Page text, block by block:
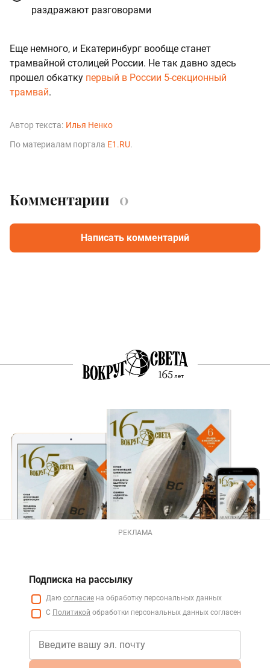
раздражают разговорами
Еще немного, и Екатеринбург вообще станет
трамвайной столицей России. Не так давно здесь
прошел обкатку первый в России 5-секционный
трамвай.
Автор текста: Илья Ненко
По материалам портала E1.RU.
Комментарии 0
Написать комментарий
РЕКЛАМА
Подписка на рассылку
Даю согласие на обработку персональных данных
С Политикой обработки персональных данных согласен